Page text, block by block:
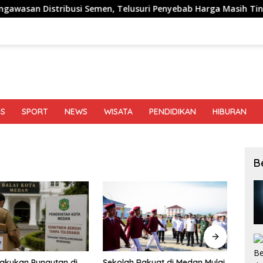
Semen, Telusuri Penyebab Harga Masih Tinggi
SPORT NEWS WISATA PENDIDIKAN HIBURAN